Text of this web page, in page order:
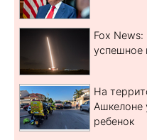
Fox
успешное
На
Ашкелоне
ребенок